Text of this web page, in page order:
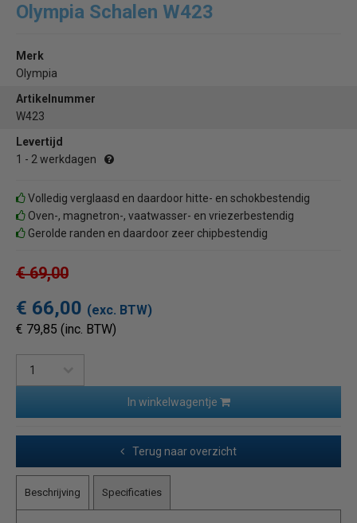
Olympia Schalen W423
Merk
Olympia
Artikelnummer
W423
Levertijd
1 - 2 werkdagen
Volledig verglaasd en daardoor hitte- en schokbestendig
Oven-, magnetron-, vaatwasser- en vriezerbestendig
Gerolde randen en daardoor zeer chipbestendig
€ 69,00
€ 66,00 (exc. BTW)
€ 79,85 (inc. BTW)
In winkelwagentje
Terug naar overzicht
Beschrijving Specificaties